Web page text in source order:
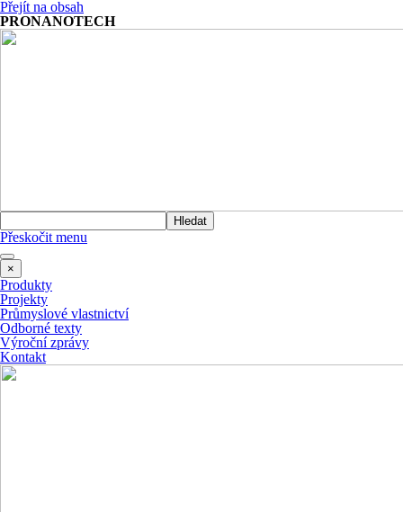
Přejít na obsah
PRONANOTECH
Hledat
Přeskočit menu
×
Produkty
Projekty
Průmyslové vlastnictví
Odborné texty
Výroční zprávy
Kontakt